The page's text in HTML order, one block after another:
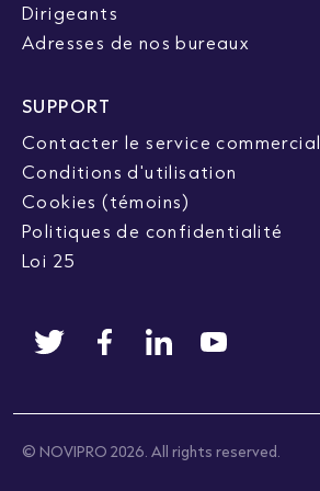
Dirigeants
Adresses de nos bureaux
SUPPORT
Contacter le service commercial
Conditions d'utilisation
Cookies (témoins)
Politiques de confidentialité
Loi 25
© NOVIPRO 2026. All rights reserved.